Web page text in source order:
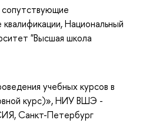
, Национальный
"Высшая школа
учебных курсов в
курс)», НИУ ВШЭ -
Санкт-Петербург